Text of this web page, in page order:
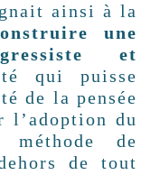
ainsi à la
une
et
qui puisse
de la pensée
l’adoption du
méthode de
de tout